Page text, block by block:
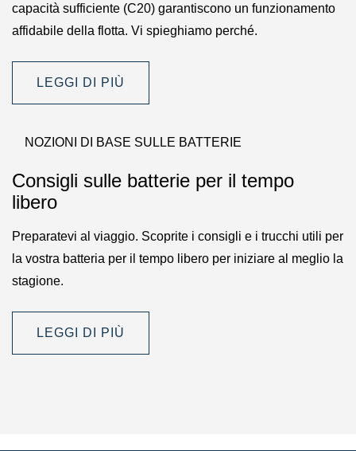
capacità sufficiente (C20) garantiscono un funzionamento
affidabile della flotta. Vi spieghiamo perché.
LEGGI DI PIÙ
NOZIONI DI BASE SULLE BATTERIE
Consigli sulle batterie per il tempo
libero
Preparatevi al viaggio. Scoprite i consigli e i trucchi utili per
la vostra batteria per il tempo libero per iniziare al meglio la
stagione.
LEGGI DI PIÙ